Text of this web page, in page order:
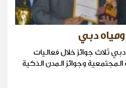
ومياه دبي
ثلاث جوائز خلال فعاليات
وجوائز المدن الذكية